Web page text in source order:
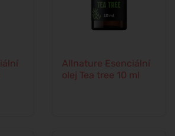
Allnature Esenciální
olej Tea tree 10 ml